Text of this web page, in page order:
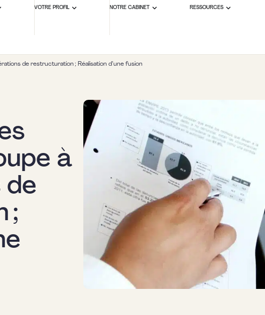
VOTRE PROFIL NOTRE CABINET RESSOURCES
de restructuration ; Réalisation d’une fusion
à
de
;